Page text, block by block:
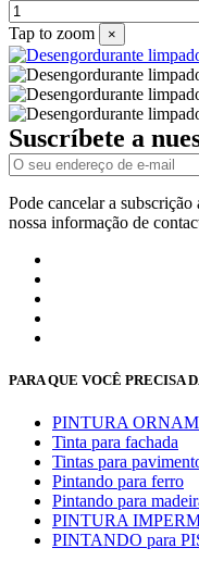
Tap to zoom ×
Suscríbete a
Pode cancelar a
nossa informação de
PARA QUE VOCÊ PRECISA
PINTURA
Tinta para fachada
Tintas para
Pintando para ferro
Pintando para
PINTURA
PINTANDO para